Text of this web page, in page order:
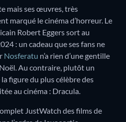
mais ses œuvres, très
marqué le cinéma d’horreur. Le
Robert Eggers sort au
: un cadeau que ses fans ne
Nosferatu n’a rien d’une gentille
Au contraire, plutôt un
figure du plus célèbre des
au cinéma : Dracula.
JustWatch des films de